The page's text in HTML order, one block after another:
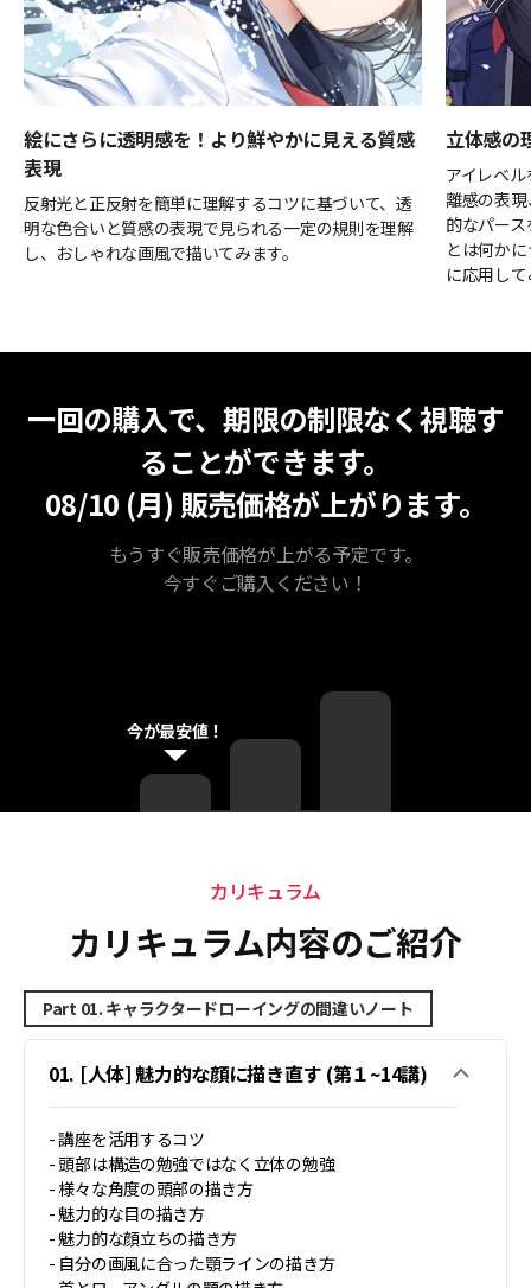
絵にさらに透明感を！より鮮やかに見える質感
表現
反射光と正反射を簡単に理解するコツに基づいて、透
明な色合いと質感の表現で見られる一定の規則を理解
し、おしゃれな画風で描いてみます。
立体感の
アイレベ
離感の表
的なパー
とは何か
に応用し
一回の購入で、期限の制限なく視聴す
ることができます。
08/10 (月) 販売価格が上がります。
もうすぐ販売価格が上がる予定です。
今すぐご購入ください！
今が最安値！
カリキュラム
カリキュラム内容のご紹介
Part 01. キャラクタードローイングの間違いノート
01. [人体] 魅力的な顔に描き直す (第１~14講)
- 講座を活用するコツ
- 頭部は構造の勉強ではなく立体の勉強
- 様々な角度の頭部の描き方
- 魅力的な目の描き方
- 魅力的な顔立ちの描き方
- 自分の画風に合った顎ラインの描き方